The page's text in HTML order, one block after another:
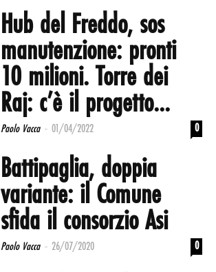
Hub del Freddo, sos
manutenzione: pronti
10 milioni. Torre dei
Raj: c’è il progetto...
Paolo Vacca - 01/04/2022 0
Battipaglia, doppia
variante: il Comune
sfida il consorzio Asi
Paolo Vacca - 26/07/2020 0